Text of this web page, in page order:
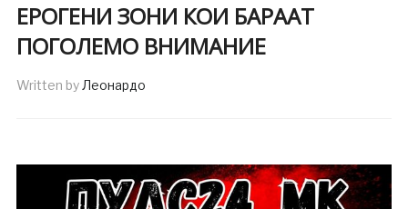
ЕРОГЕНИ ЗОНИ КОИ БАРААТ
ПОГОЛЕМО ВНИМАНИЕ
Written byЛеонардо